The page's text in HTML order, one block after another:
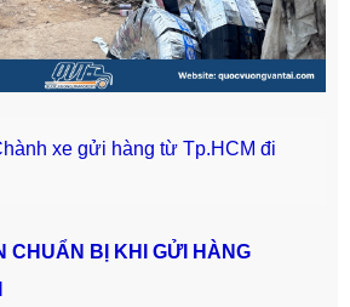
xe gửi hàng từ Tp.HCM đi
CHUẨN BỊ KHI GỬI HÀNG